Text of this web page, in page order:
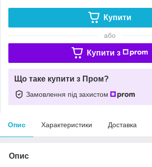
Купити
або
Купити з
Що таке купити з Пром?
Замовлення під захистом
Опис Характеристики Доставка
Опис